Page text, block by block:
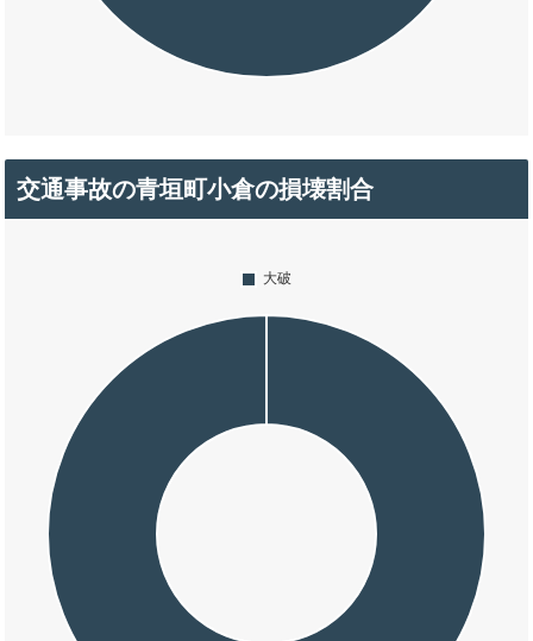
交通事故の青垣町小倉の損壊割合